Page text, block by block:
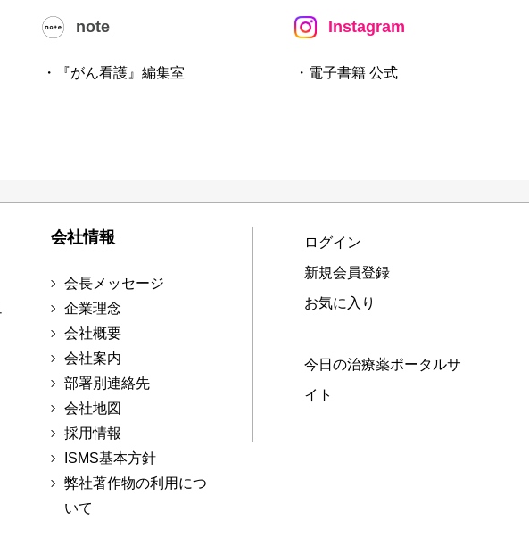
note
・『がん看護』編集室
Instagram
・電子書籍 公式
会社情報
会長メッセージ
企業理念
会社概要
会社案内
部署別連絡先
会社地図
採用情報
ISMS基本方針
弊社著作物の利用につ
いて
ログイン
新規会員登録
お気に入り
今日の治療薬ポータルサ
イト